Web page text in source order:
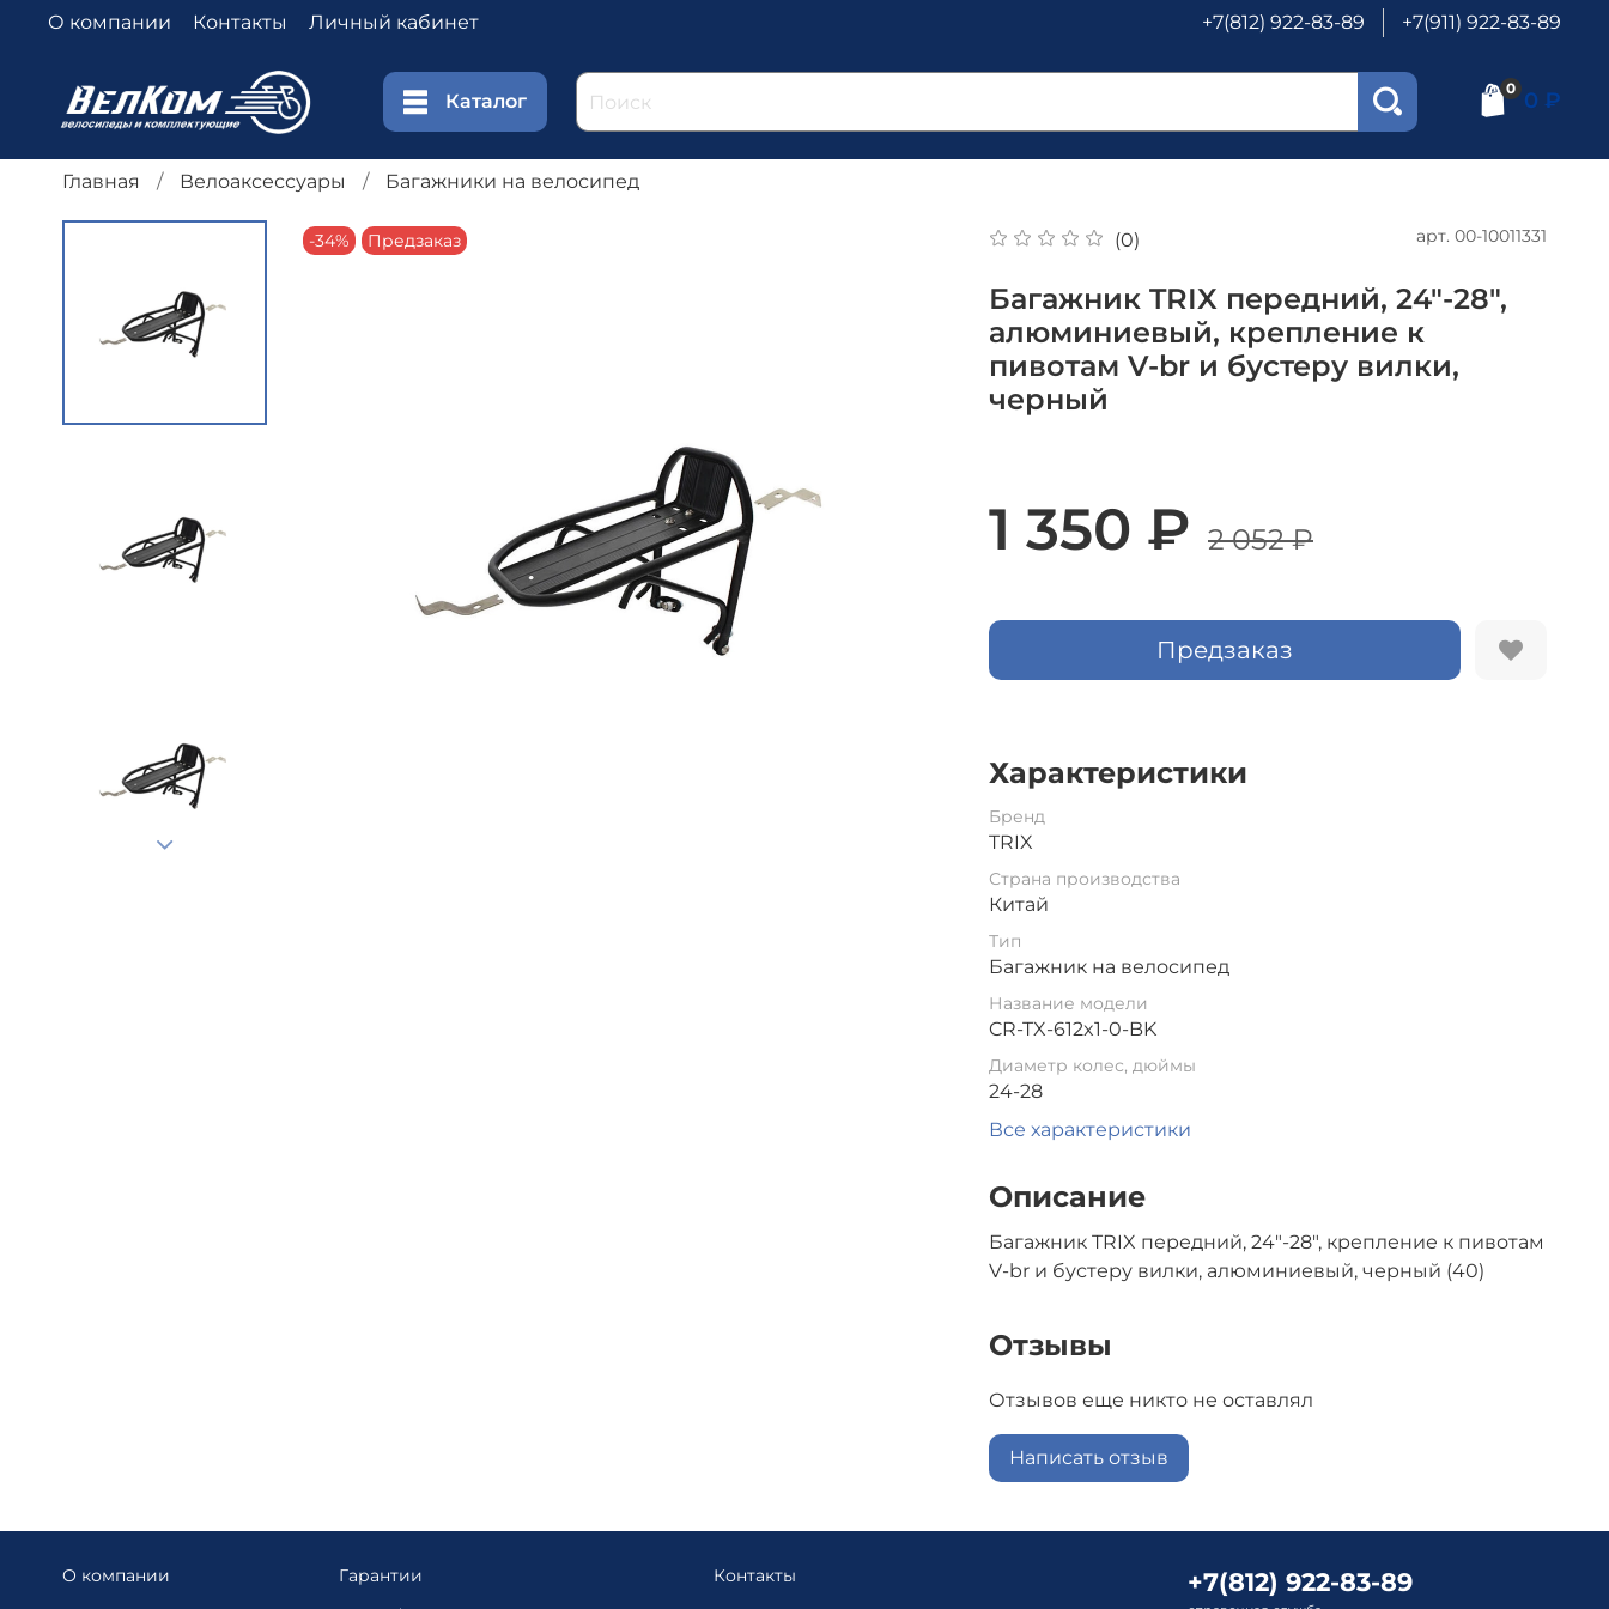
О компании Контакты Личный кабинет +7(812) 922-83-89 +7(911) 922-83-89
Каталог
0 0 ₽
Главная Велоаксессуары Багажники на велосипед
-34% Предзаказ (0) арт. 00-10011331
Багажник TRIX передний, 24"-28",
алюминиевый, крепление к
пивотам V-br и бустеру вилки,
черный
1 350 ₽ 2 052 ₽
Предзаказ
Характеристики
Бренд
TRIX
Страна производства
Китай
Тип
Багажник на велосипед
Название модели
CR-TX-612x1-0-BK
Диаметр колес, дюймы
24-28
Все характеристики
Описание
Багажник TRIX передний, 24"-28", крепление к пивотам
V-br и бустеру вилки, алюминиевый, черный (40)
Отзывы
Отзывов еще никто не оставлял
Написать отзыв
О компании
Гарантии
Контакты
+7(812) 922-83-89